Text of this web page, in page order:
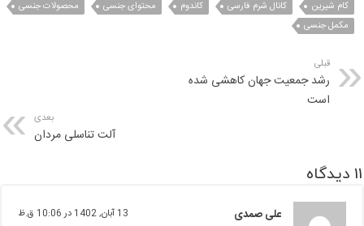
کام شیرین
کانال شرم فارسی کاندوم محتوای جنسی
محصولات جنسی
مکمل جنسی
قبلی
رشد جمعیت جهان کاهشی شده
است
بعدی
آلت تناسلی مردان
11 دیدگاه
علی صمدی 13 آبان, 1402 در 10:06 ق.ظ